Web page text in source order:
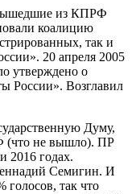
из КПРФ
коалицию
так и
20 апреля 2005
утверждено о
России». Возглавил
Думу,
(что не вышло). ПР
2016 годах.
Семигин. И
голосов, так что